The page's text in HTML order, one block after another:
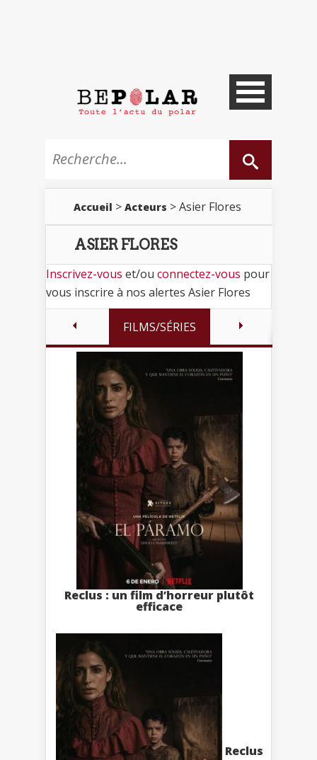
Accueil > Acteurs > Asier Flores
ASIER FLORES
Inscrivez-vous et/ou connectez-vous pour
vous inscrire à nos alertes Asier Flores
FILMS/SÉRIES
Reclus : un film d’horreur plutôt
efficace
Reclus